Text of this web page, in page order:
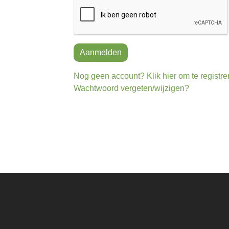
Aanmelden
Nog geen account? Klik hier om te
Wachtwoord vergeten/wijzigen?